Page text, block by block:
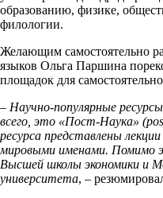
образованию, физике,
филологии.
Желающим самостоятельно
языков Ольга Паршина
площадок для
– Научно-популярные
всего, это «Пост-Наука» (
ресурса представлены
мировыми именами. Помимо
Высшей школы экономики и
университета, –